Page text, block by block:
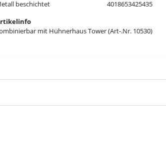
beschichtet
4018653425435
mit Hühnerhaus Tower (Art-.Nr. 10530)